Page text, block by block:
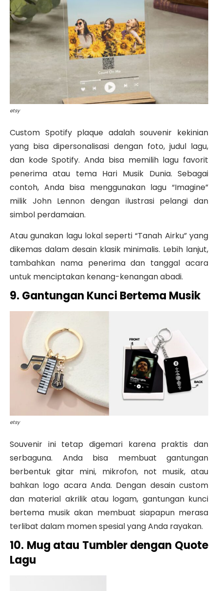
etsy
Custom Spotify plaque adalah souvenir kekinian
yang bisa dipersonalisasi dengan foto, judul lagu,
dan kode Spotify. Anda bisa memilih lagu favorit
penerima atau tema Hari Musik Dunia. Sebagai
contoh, Anda bisa menggunakan lagu “Imagine”
milik John Lennon dengan ilustrasi pelangi dan
simbol perdamaian.
Atau gunakan lagu lokal seperti “Tanah Airku” yang
dikemas dalam desain klasik minimalis. Lebih lanjut,
tambahkan nama penerima dan tanggal acara
untuk menciptakan kenang-kenangan abadi.
9. Gantungan Kunci Bertema Musik
etsy
Souvenir ini tetap digemari karena praktis dan
serbaguna. Anda bisa membuat gantungan
berbentuk gitar mini, mikrofon, not musik, atau
bahkan logo acara Anda. Dengan desain custom
dan material akrilik atau logam, gantungan kunci
bertema musik akan membuat siapapun merasa
terlibat dalam momen spesial yang Anda rayakan.
10. Mug atau Tumbler dengan Quote
Lagu